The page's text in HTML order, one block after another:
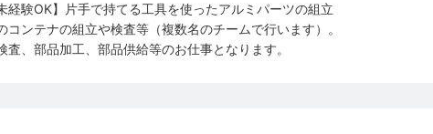
経験OK】片手で持てる工具を使ったアルミパーツの組立
コンテナの組立や検査等（複数名のチームで行います）。
査、部品加工、部品供給等のお仕事となります。